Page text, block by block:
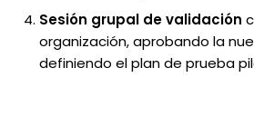
Sesión grupal de validación
organización, aprobando la
definiendo el plan de prueba